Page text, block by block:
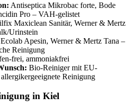
Antiseptica Mikrobac forte, Bode
Pro – VAH-gelistet
Maxiclean Sanitär, Werner & Mertz
Urinstein
Ecolab Apesin, Werner & Mertz Tana –
Reinigung
frei, ammoniakfrei
Bio-Reiniger mit EU-
Reinigung
in Kiel